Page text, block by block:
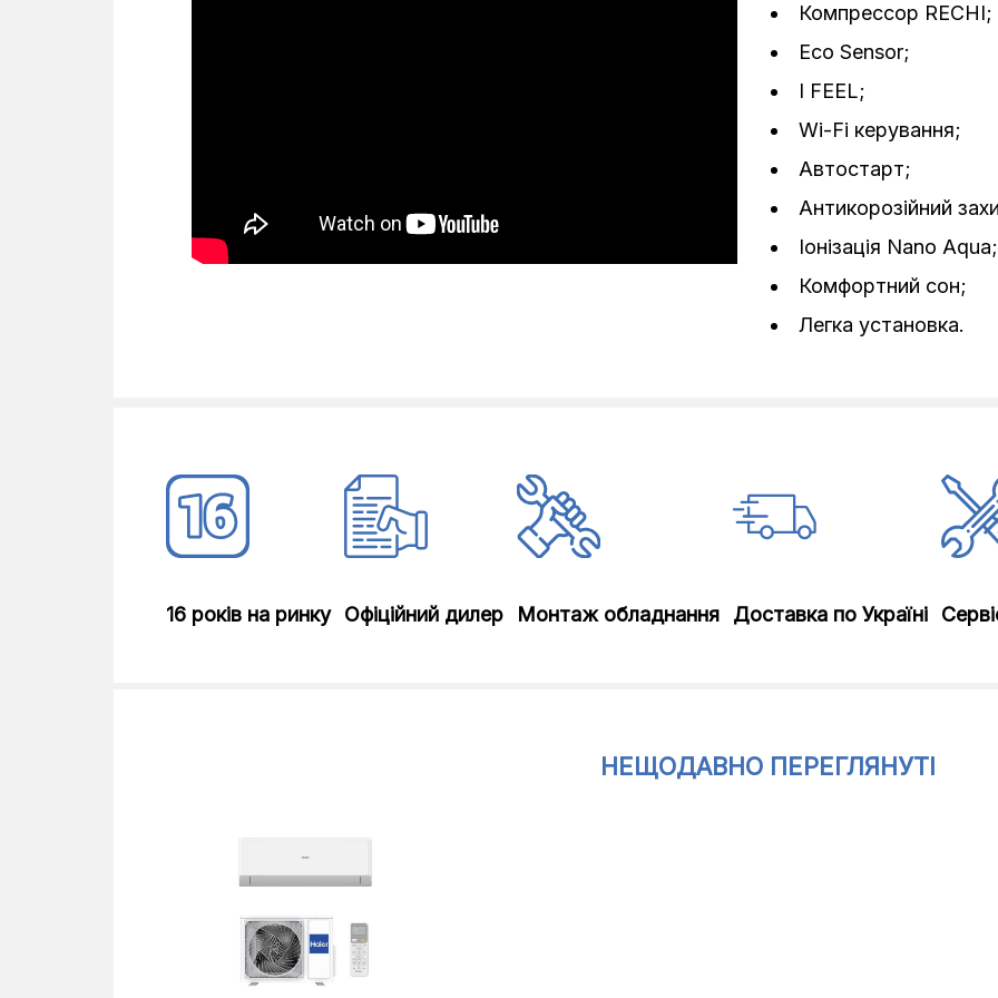
Ширина зовнішнього блоку, мм
Компрессор RECHI;
Eco Sensor;
I FEEL;
Wi-Fi керування;
Автостарт;
Антикорозійний
Іонізація Nano Aqua;
Комфортний сон;
Легка установка.
16 років на ринку Офіційний дилер Монтаж обладнання Доставка по Україні
НЕЩОДАВНО ПЕРЕГЛЯНУТІ